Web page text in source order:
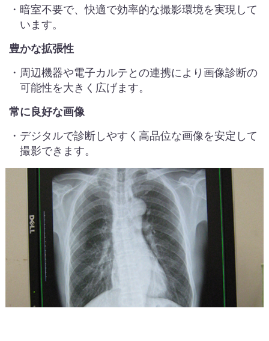
・暗室不要で、快適で効率的な撮影環境を実現して
います。
豊かな拡張性
・周辺機器や電子カルテとの連携により画像診断の
可能性を大きく広げます。
常に良好な画像
・デジタルで診断しやすく高品位な画像を安定して
撮影できます。